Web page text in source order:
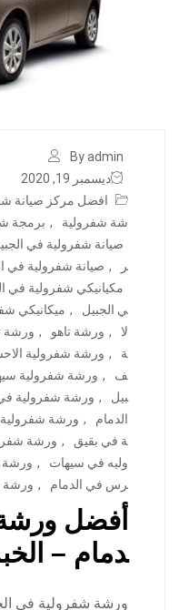
By admin
ديسمبر 19, 2020
افضل مركز صيانة
شة شفرولية
, برمجة
صيانة شفرولية في
ر
, صيانة شفرولية في
مكيانيكي شفرولية في
ي الجبيل
, ميكانيكي
لا
, ورشة تاهو , ورشة
ة
, ورشة شفرولية
ف
, ورشة شفرولية
بيل
, ورشة شفرولية في
الدمام
, ورشة
ة في بقيق
, ورشة
وليه في سيهات
, ورشة
رس في الدمام
, ورشة
أفضل
دمام –
ورشة شفرولية في